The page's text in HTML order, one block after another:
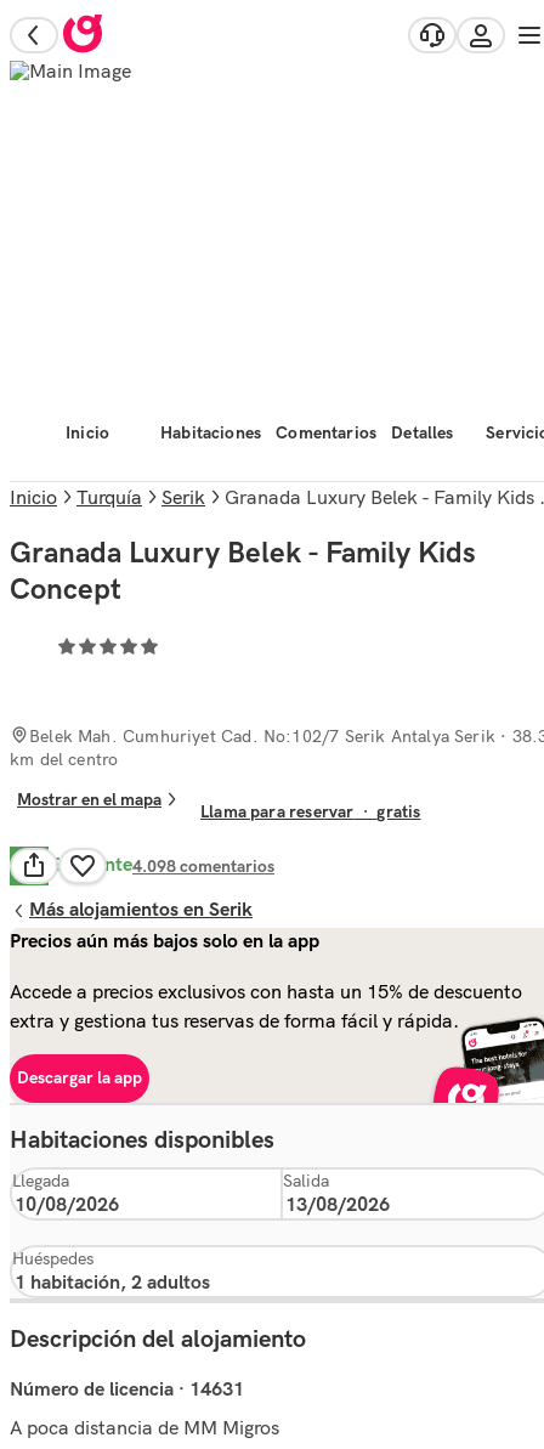
Inicio Habitaciones Comentarios Detalles
Inicio Turquía Serik Granada Luxury Belek - Family Kids Concept
Granada Luxury Belek - Family Kids
Concept
Belek Mah. Cumhuriyet Cad. No:102/7 Serik Antalya Serik ·
km del centro
Mostrar en el mapa
Llama para reservar ·gratis
9.1 Excelente4.098comentarios
Más alojamientos en Serik
Precios aún más bajos solo en la app
Accede a precios exclusivos con hasta un 15% de descuento
extra y gestiona tus reservas de forma fácil y rápida.
Descargar la app
Habitaciones disponibles
Llegada Salida
Huéspedes
Descripción del alojamiento
Número de licencia · 14631
A poca distancia de MM Migros